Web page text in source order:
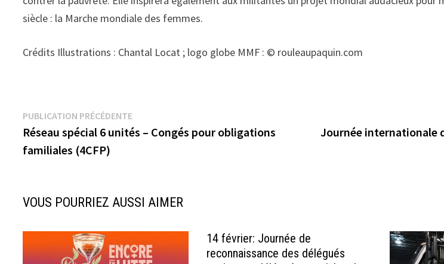
siècle : la Marche mondiale des femmes.
Crédits Illustrations : Chantal Locat ; logo globe MMF : © rouleaupaquin.com
Navigation
de
PUBLICATION PRÉCÉDENTEPublication
précédente :
Réseau spécial 6 unités – Congés pour obligations
familiales (4CFP)
Journée internationale
VOUS POURRIEZ AUSSI AIMER
14 février: Journée de
reconnaissance des délégués